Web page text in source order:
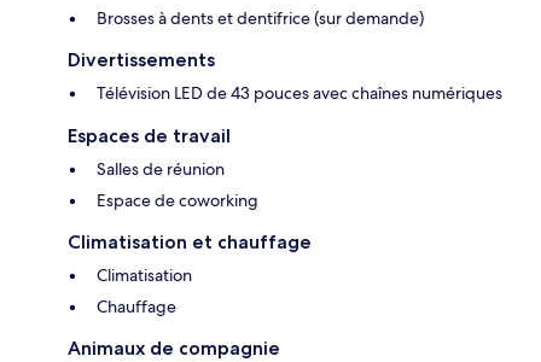
Brosses à dents et dentifrice (sur demande)
Divertissements
Télévision LED de 43 pouces avec chaînes numériques
Espaces de travail
Salles de réunion
Espace de coworking
Climatisation et chauffage
Climatisation
Chauffage
Animaux de compagnie